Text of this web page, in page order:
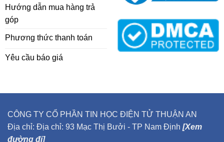
Hướng dẫn mua hàng trả
góp
Phương thức thanh toán
Yêu cầu báo giá
CÔNG TY CỔ PHẦN TIN HỌC ĐIỆN TỬ THUẬN AN
Địa chỉ: Địa chỉ: 93 Mạc Thị Bưởi - TP Nam Định [Xem
đường đi]